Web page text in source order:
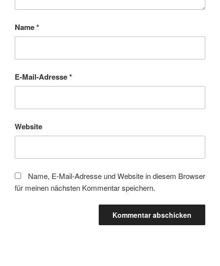
Name*
E-Mail-Adresse*
Website
Name, E-Mail-Adresse und Website in diesem Browser
für meinen nächsten Kommentar speichern.